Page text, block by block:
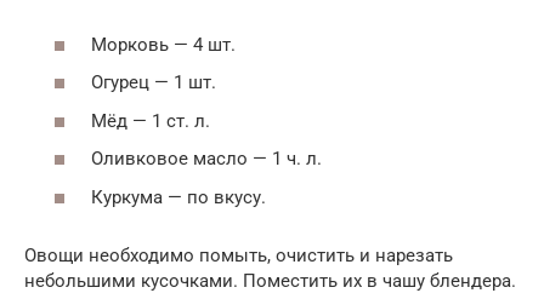
Морковь — 4 шт.
Огурец — 1 шт.
Мёд — 1 ст. л.
Оливковое масло — 1 ч. л.
Куркума — по вкусу.
Овощи необходимо помыть, очистить и нарезать
небольшими кусочками. Поместить их в чашу блендера.